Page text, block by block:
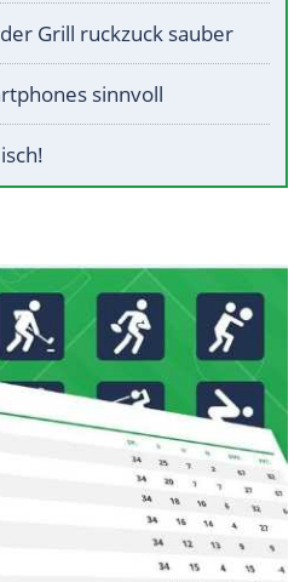
Grill ruckzuck sauber
sinnvoll